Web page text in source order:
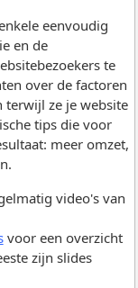
eenvoudig
en de
te
over de factoren
terwijl ze je website
tips die voor
meer omzet,
video's van
voor een overzicht
zijn slides